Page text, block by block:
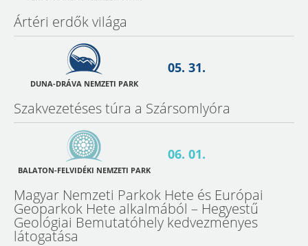
Ártéri erdők világa
DUNA-DRÁVA NEMZETI PARK
05. 31.
Szakvezetéses túra a Szársomlyóra
BALATON-FELVIDÉKI NEMZETI PARK
06. 01.
Magyar Nemzeti Parkok Hete és Európai
Geoparkok Hete alkalmából – Hegyestű
Geológiai Bemutatóhely kedvezményes
látogatása